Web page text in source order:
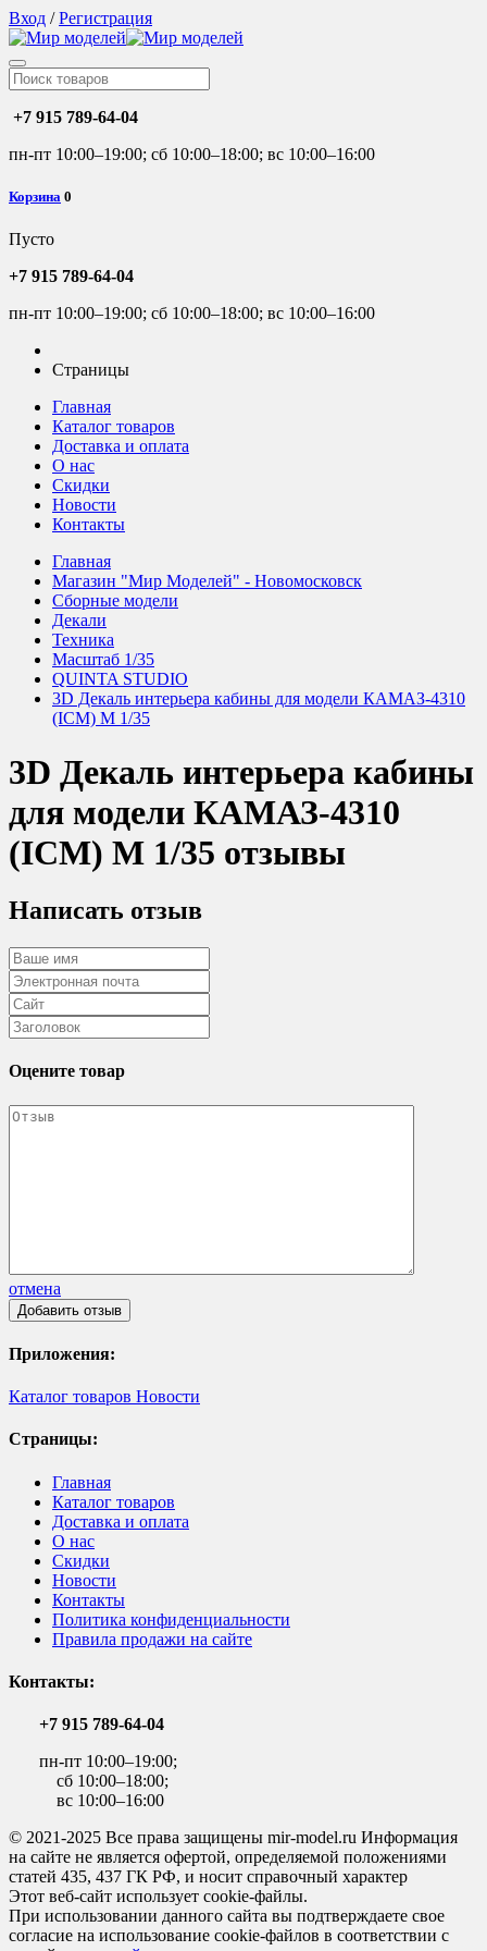
Вход /Регистрация
+7 915 789-64-04
пн-пт 10:00–19:00; сб 10:00–18:00; вс 10:00–16:00
Корзина 0
Пусто
+7 915 789-64-04
пн-пт 10:00–19:00; сб 10:00–18:00; вс 10:00–16:00
Страницы
Главная
Каталог товаров
Доставка и оплата
О нас
Скидки
Новости
Контакты
Главная
Магазин "Мир Моделей" - Новомосковск
Сборные модели
Декали
Техника
Масштаб 1/35
QUINTA STUDIO
3D Декаль интерьера кабины для модели КАМАЗ-4310
(ICM) М 1/35
3D Декаль интерьера кабины
для модели КАМАЗ-4310
(ICM) М 1/35 отзывы
Написать отзыв
Оцените товар
отмена
Приложения:
Каталог товаров Новости
Страницы:
Главная
Каталог товаров
Доставка и оплата
О нас
Скидки
Новости
Контакты
Политика конфиденциальности
Правила продажи на сайте
Контакты:
+7 915 789-64-04
пн-пт 10:00–19:00;
сб 10:00–18:00;
вс 10:00–16:00
© 2021-2025 Все права защищены mir-model.ru Информация
на сайте не является офертой, определяемой положениями
статей 435, 437 ГК РФ, и носит справочный характер
Этот веб-сайт использует cookie-файлы.
При использовании данного сайта вы подтверждаете свое
согласие на использование cookie-файлов в соответствии с